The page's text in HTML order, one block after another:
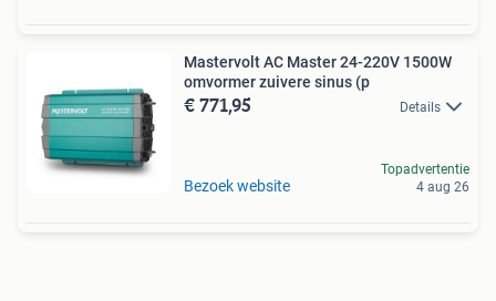
Mastervolt AC Master 24-220V 1500W
omvormer zuivere sinus (p
€ 771,95 Details
Bezoek website
Topadvertentie
4 aug 26